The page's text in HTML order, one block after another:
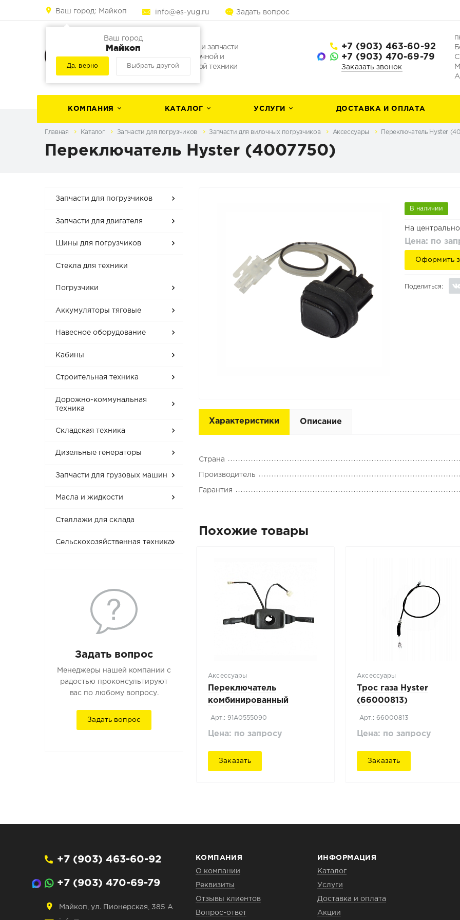
Ваш город: Майкоп
Ваш город
Майкоп
Да, верно Выбрать другой
info@es-yug.ru Задать вопрос
Погрузчики и запчасти
для погрузочной и
строительной техники
+7 (903) 463-60-92
+7 (903) 470-69-79
Заказать звонок
А
КОМПАНИЯ КАТАЛОГ УСЛУГИ ДОСТАВКА И ОПЛАТА
Главная Каталог Запчасти для погрузчиков Запчасти для вилочных погрузчиков Аксессуары Переключатель Hyster
Переключатель Hyster (4007750)
Запчасти для погрузчиков
Запчасти для двигателя
Шины для погрузчиков
Стекла для техники
Погрузчики
Аккумуляторы тяговые
Навесное оборудование
Кабины
Строительная техника
Дорожно-коммунальная
техника
Складская техника
Дизельные генераторы
Запчасти для грузовых машин
Масла и жидкости
Стеллажи для склада
Сельскохозяйственная техника
Задать вопрос
Менеджеры нашей компании с
радостью проконсультируют
вас по любому вопросу.
Задать вопрос
В наличии
На
Цена: по
Оформить
Поделиться:
Характеристики Описание
Страна
Производитель
Гарантия
Похожие товары
Аксессуары
Переключатель
комбинированный
Арт.: 91A0555090
Цена: по запросу
Заказать
Аксессуары
Трос газа Hyster
(66000813)
Арт.: 66000813
Цена: по запросу
Заказать
+7 (903) 463-60-92
+7 (903) 470-69-79
Майкоп, ул. Пионерская, 385 А
КОМПАНИЯ
О компании
Реквизиты
Отзывы клиентов
Вопрос-ответ
ИНФОРМАЦИЯ
Каталог
Услуги
Доставка и оплата
Акции